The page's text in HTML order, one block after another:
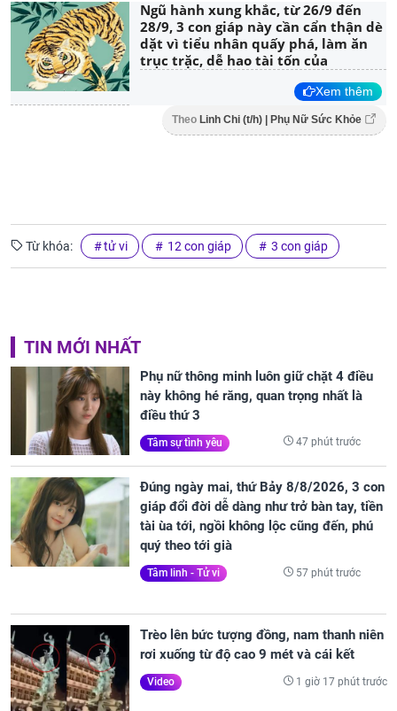
Ngũ hành xung khắc, từ 26/9 đến
28/9, 3 con giáp này cần cẩn thận dè
dặt vì tiểu nhân quấy phá, làm ăn
trục trặc, dễ hao tài tốn của
Xem thêm
Theo Linh Chi (t/h) | Phụ Nữ Sức Khỏe
Từ khóa: tử vi 12 con giáp 3 con giáp
TIN MỚI NHẤT
Phụ nữ thông minh luôn giữ chặt 4 điều
này không hé răng, quan trọng nhất là
điều thứ 3
Tâm sự tình yêu 47 phút trước
Đúng ngày mai, thứ Bảy 8/8/2026, 3 con
giáp đổi đời dễ dàng như trở bàn tay, tiền
tài ùa tới, ngồi không lộc cũng đến, phú
quý theo tới già
Tâm linh - Tử vi 57 phút trước
Trèo lên bức tượng đồng, nam thanh niên
rơi xuống từ độ cao 9 mét và cái kết
Video 1 giờ 17 phút trước